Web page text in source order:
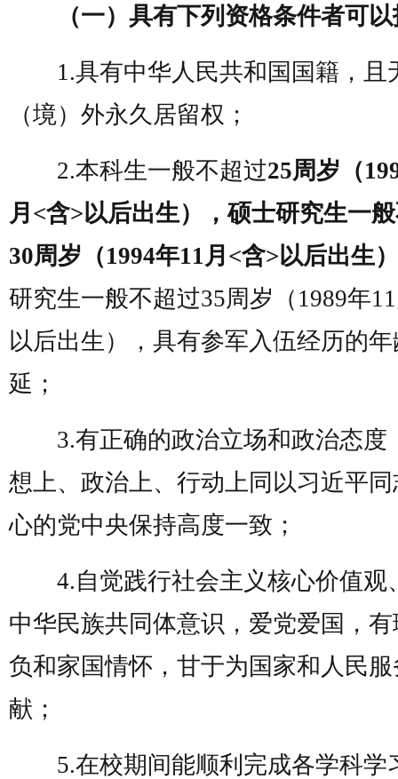
（一）具有下列资格条件者可
1.具有中华人民共和国国籍，且
（境）外永久居留权；
2.本科生一般不超过25周岁（
月<含>以后出生），硕士研究生一
30周岁（1994年11月<含>以后出生）
研究生一般不超过35周岁（1989年
以后出生），具有参军入伍经历的
延；
3.有正确的政治立场和政治态度
想上、政治上、行动上同以习近平
心的党中央保持高度一致；
4.自觉践行社会主义核心价值观
中华民族共同体意识，爱党爱国，
负和家国情怀，甘于为国家和人民
献；
5.在校期间能顺利完成各学科学